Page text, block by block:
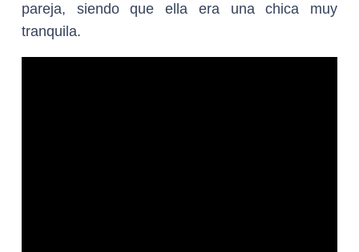
pareja, siendo que ella era una chica muy
tranquila.